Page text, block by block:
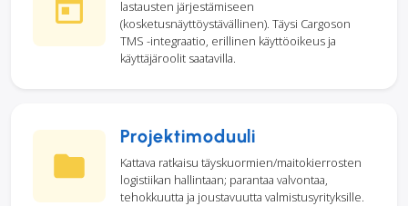
lastausten järjestämiseen
(kosketusnäyttöystävällinen). Täysi Cargoson
TMS -integraatio, erillinen käyttöoikeus ja
käyttäjäroolit saatavilla.
Projektimoduuli
Kattava ratkaisu täyskuormien/maitokierrosten
logistiikan hallintaan; parantaa valvontaa,
tehokkuutta ja joustavuutta valmistusyrityksille.